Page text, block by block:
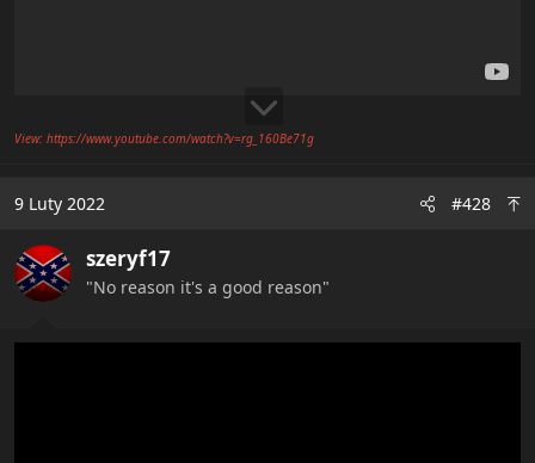
View: https://www.youtube.com/watch?v=rg_160Be71g
9 Luty 2022 #428
szeryf17
"No reason it's a good reason"